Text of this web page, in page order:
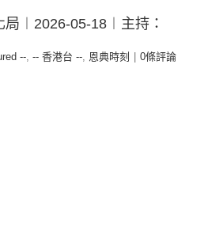
局︱2026-05-18︱主持：
--, -- 香港台 --, 恩典時刻 0條評論